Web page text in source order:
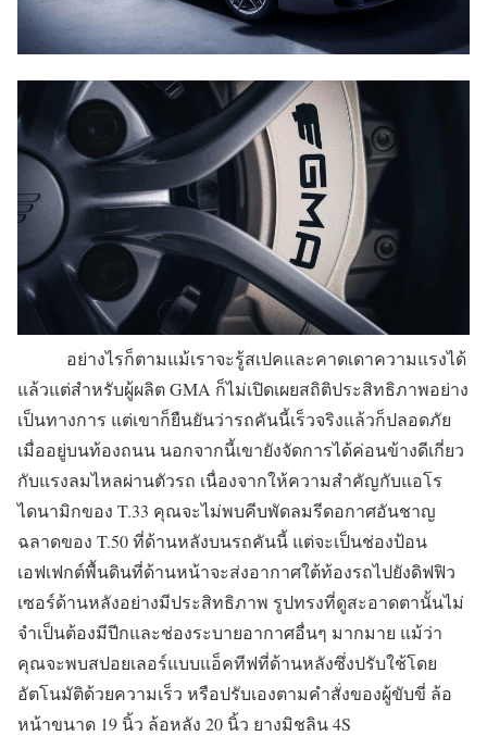
อย่างไรก็ตามแม้เราจะรู้สเปคและคาดเดาความแรงได้
แล้วแต่สำหรับผู้ผลิต GMA ก็ไม่เปิดเผยสถิติประสิทธิภาพอย่าง
เป็นทางการ แต่เขาก็ยืนยันว่ารถคันนี้เร็วจริงแล้วก็ปลอดภัย
เมื่ออยู่บนท้องถนน นอกจากนี้เขายังจัดการได้ค่อนข้างดีเกี่ยว
กับแรงลมไหลผ่านตัวรถ เนื่องจากให้ความสำคัญกับแอโร
ไดนามิกของ T.33 คุณจะไม่พบคีบพัดลมรีดอกาศอันชาญ
ฉลาดของ T.50 ที่ด้านหลังบนรถคันนี้ แต่จะเป็นช่องป้อน
เอฟเฟกต์พื้นดินที่ด้านหน้าจะส่งอากาศใต้ท้องรถไปยังดิฟฟิว
เซอร์ด้านหลังอย่างมีประสิทธิภาพ รูปทรงที่ดูสะอาดตานั้นไม่
จำเป็นต้องมีปีกและช่องระบายอากาศอื่นๆ มากมาย แม้ว่า
คุณจะพบสปอยเลอร์แบบแอ็คทีฟที่ด้านหลังซึ่งปรับใช้โดย
อัตโนมัติด้วยความเร็ว หรือปรับเองตามคำสั่งของผู้ขับขี่ ล้อ
หน้าขนาด 19 นิ้ว ล้อหลัง 20 นิ้ว ยางมิชลิน 4S